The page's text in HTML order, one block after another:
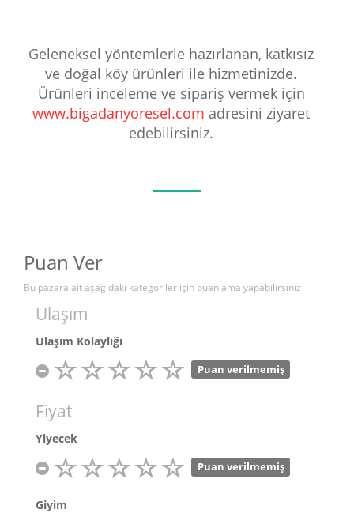
Geleneksel yöntemlerle hazırlanan, katkısız
ve doğal köy ürünleri ile hizmetinizde.
Ürünleri inceleme ve sipariş vermek için
www.bigadanyoresel.com adresini ziyaret
edebilirsiniz.
Puan Ver
Bu pazara ait aşağıdaki kategoriler için puanlama yapabilirsiniz
Ulaşım
Ulaşım Kolaylığı
Puan verilmemiş
Fiyat
Yiyecek
Puan verilmemiş
Giyim